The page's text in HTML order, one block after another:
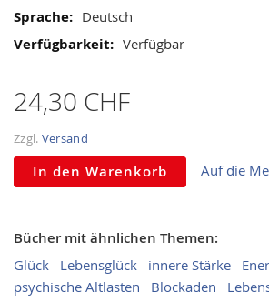
Deutsch
Verfügbar
24,30 CHF
Zzgl. Versand
In den Warenkorb Auf die
Bücher mit ähnlichen Themen:
Glück Lebensglück innere Stärke
psychische Altlasten
Blockaden